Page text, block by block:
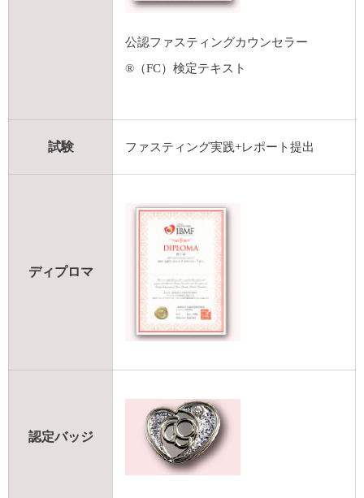
公認ファスティングカウンセラー
® （FC）検定テキスト
試験 ファスティング実践+レポート提出
ディプロマ
認定バッジ